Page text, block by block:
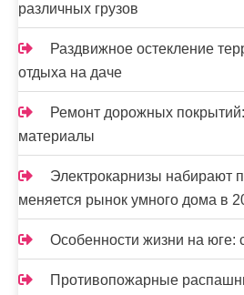
различных грузов
Раздвижное остекление
отдыха на даче
Ремонт дорожных
материалы
Электрокарнизы набирают
меняется рынок умного дома в
Особенности жизни на юге:
Противопожарные